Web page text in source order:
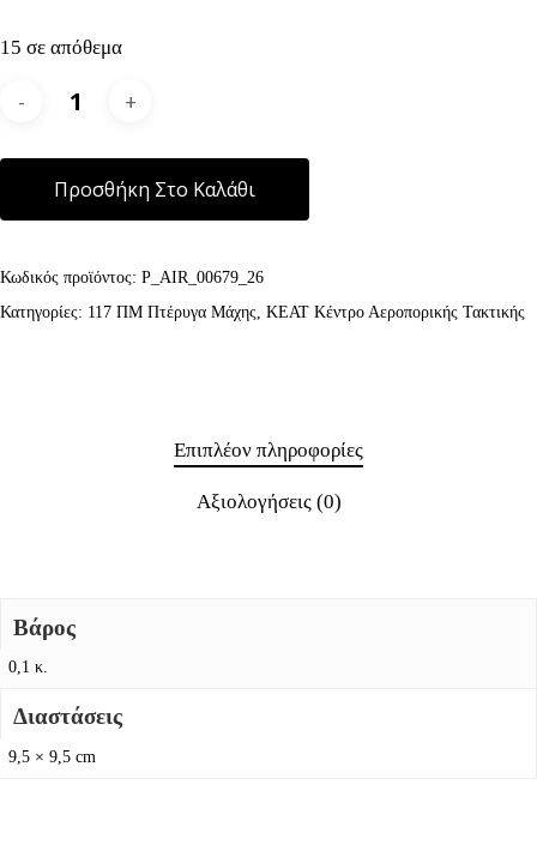
15 σε απόθεμα
Προσθήκη Στο Καλάθι
Κωδικός προϊόντος: P_AIR_00679_26
Κατηγορίες: 117 ΠΜ Πτέρυγα Μάχης, KEAT Κέντρο Αεροπορικής Τακτικής
Επιπλέον πληροφορίες
Αξιολογήσεις (0)
Βάρος
0,1 κ.
Διαστάσεις
9,5 × 9,5 cm